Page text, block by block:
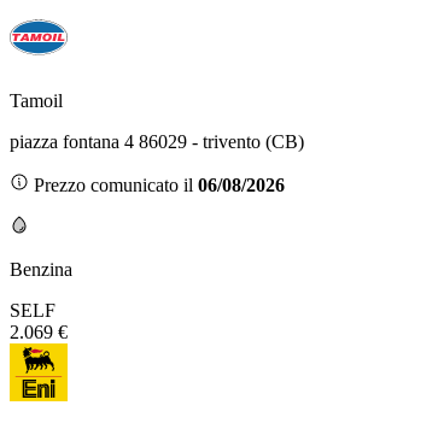
Tamoil
piazza fontana 4 86029 - trivento (CB)
Prezzo comunicato il 06/08/2026
Benzina
SELF
2.069 €